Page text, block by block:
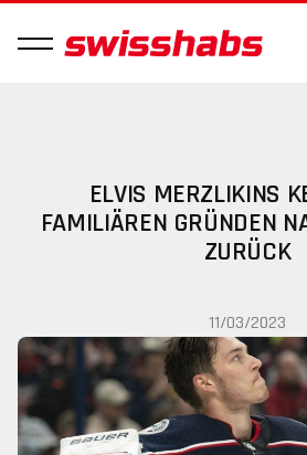
ELVIS MERZLIKINS
FAMILIÄREN GRÜNDEN
ZURÜCK
11/03/2023